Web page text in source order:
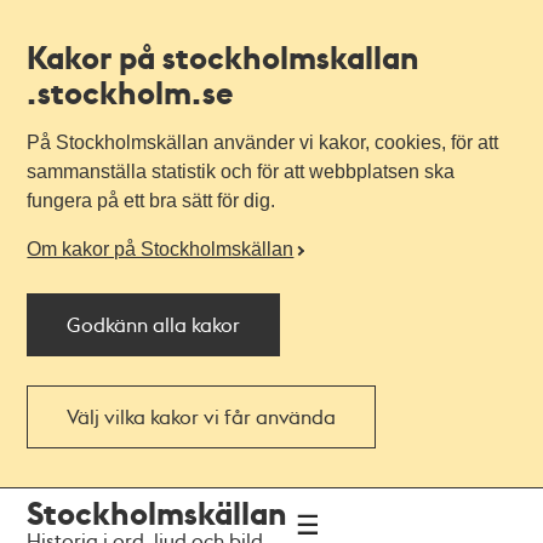
Kakor på stockholmskallan
.stockholm.se
På Stockholmskällan använder vi kakor, cookies, för att
sammanställa statistik och för att webbplatsen ska
fungera på ett bra sätt för dig.
Om kakor på Stockholmskällan
Godkänn alla kakor
Välj vilka kakor vi får använda
navigationen
huvudinnehållet
Stockholmskällan